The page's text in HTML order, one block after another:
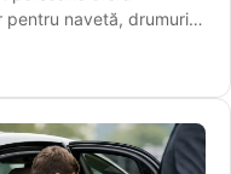
pentru navetă, drumuri